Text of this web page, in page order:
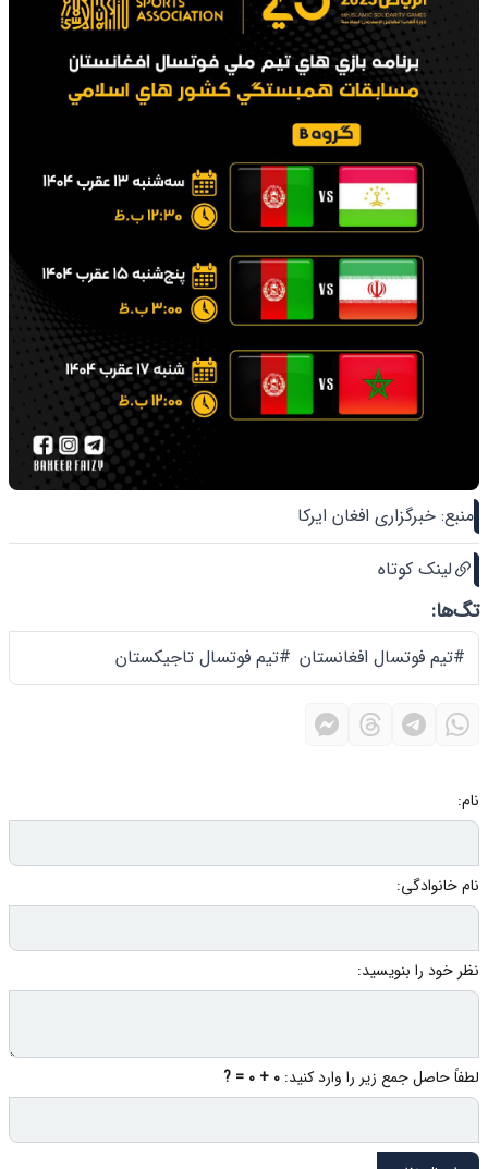
منبع: خبرگزاری افغان ایرکا
لینک کوتاه
تگ‌ها:
#تیم فوتسال افغانستان #تیم فوتسال تاجیکستان
نام:
نام خانوادگی:
نظر خود را بنویسید:
لطفاً حاصل جمع زیر را وارد کنید: 0 + 0 = ?